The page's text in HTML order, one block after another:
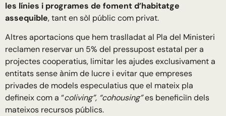
les línies i programes de foment d’habitatge
assequible, tant en sòl públic com privat.
Altres aportacions que hem traslladat al Pla del Ministeri
reclamen reservar un 5% del pressupost estatal per a
projectes cooperatius, limitar les ajudes exclusivament a
entitats sense ànim de lucre i evitar que empreses
privades de models especulatius que el mateix pla
defineix com a “coliving”, “cohousing”es beneficiïn dels
mateixos recursos públics.